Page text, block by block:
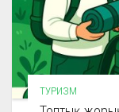
ТУРИЗМ